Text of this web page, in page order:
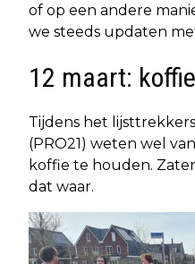
of op een andere
we steeds updaten
12 maart:
Tijdens het
(PRO21) weten wel
koffie te houden.
dat waar.